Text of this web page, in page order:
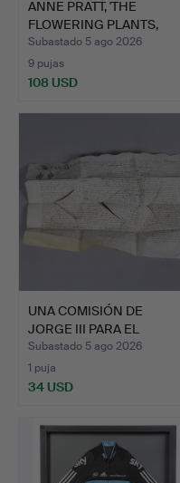
ANNE PRATT, 'THE
FLOWERING PLANTS,
GRASSES…
Subastado 5 ago 2026
9 pujas
108 USD
UNA COMISIÓN DE
JORGE III PARA EL
CAPITÁN …
Subastado 5 ago 2026
1 puja
34 USD